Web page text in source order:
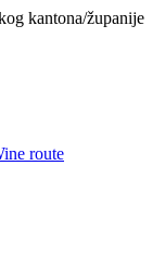
kantona/županije